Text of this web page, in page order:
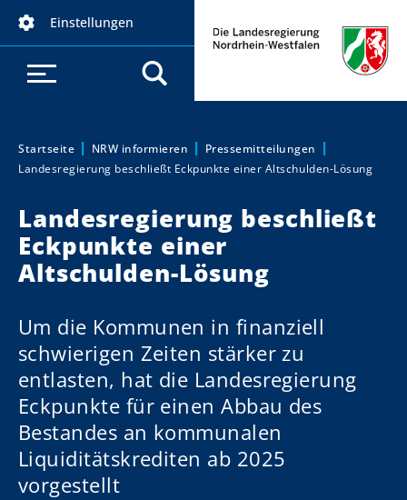
Einstellungen
Sie sind hier:
Startseite NRW informieren
Pressemitteilungen
Landesregierung beschließt Eckpunkte einer Altschulden-Lösung
Landesregierung beschließt
Eckpunkte einer
Altschulden-Lösung
Um die Kommunen in finanziell
schwierigen Zeiten stärker zu
entlasten, hat die Landesregierung
Eckpunkte für einen Abbau des
Bestandes an kommunalen
Liquiditätskrediten ab 2025
vorgestellt